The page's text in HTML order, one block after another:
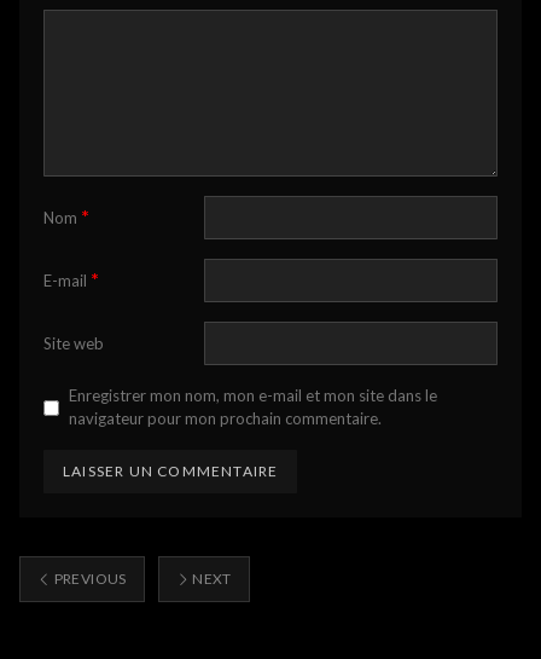
Nom *
E-mail *
Site web
Enregistrer mon nom, mon e-mail et mon site dans le
navigateur pour mon prochain commentaire.
PREVIOUS NEXT